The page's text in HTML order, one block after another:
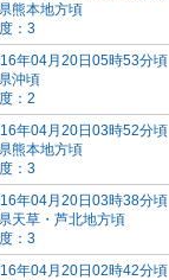
熊本地方頃
：3
年04月20日05時53分頃
沖頃
：2
年04月20日03時52分頃
熊本地方頃
：3
年04月20日03時38分頃
天草・芦北地方頃
：3
年04月20日02時42分頃